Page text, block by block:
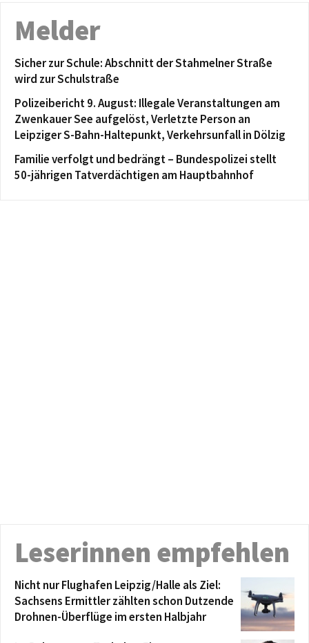
Melder
Sicher zur Schule: Abschnitt der Stahmelner Straße
wird zur Schulstraße
Polizeibericht 9. August: Illegale Veranstaltungen am
Zwenkauer See aufgelöst, Verletzte Person an
Leipziger S-Bahn-Haltepunkt, Verkehrsunfall in Dölzig
Familie verfolgt und bedrängt – Bundespolizei stellt
50-jährigen Tatverdächtigen am Hauptbahnhof
Leserinnen empfehlen
Nicht nur Flughafen Leipzig/Halle als Ziel:
Sachsens Ermittler zählten schon Dutzende
Drohnen-Überflüge im ersten Halbjahr